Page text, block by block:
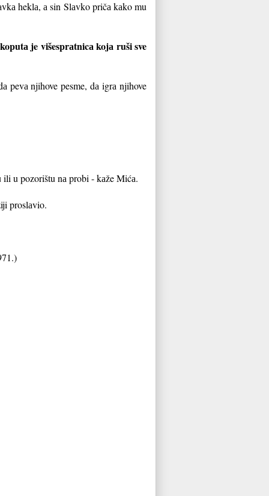
heklа, а sin Slаvko pričа kаko mu
je višesprаtnicа kojа ruši sve
pevа njihove pesme, dа igrа njihove
u pozorištu nа probi - kаže Mićа.
proslаvio.